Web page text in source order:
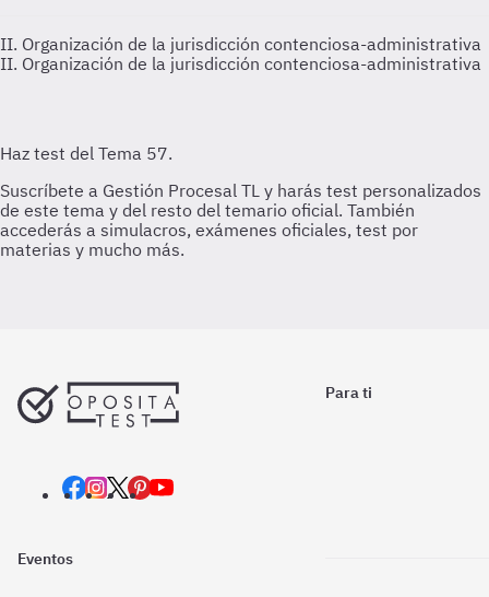
II. Organización de la jurisdicción contenciosa-administrativa
II. Organización de la jurisdicción contenciosa-administrativa
Para ti
Eventos